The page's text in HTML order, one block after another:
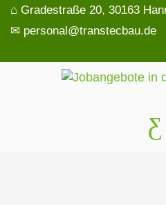
⌂ Gradestraße 20, 30163
✉ personal@transtecbau.de